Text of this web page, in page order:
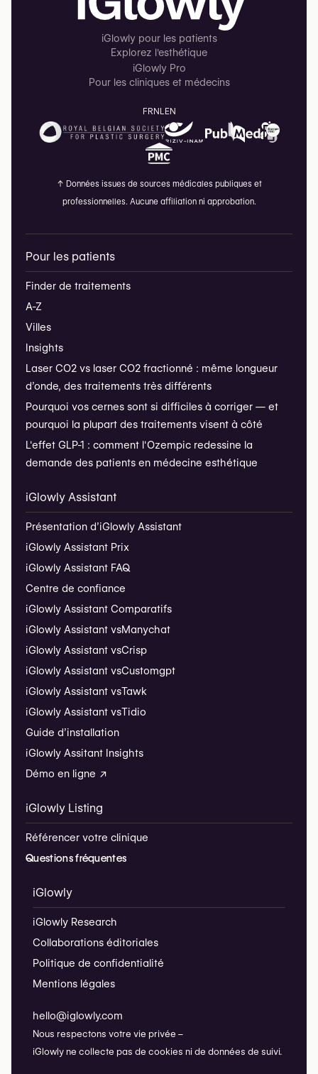
iGlowly pour les patients
Explorez l'esthétique
iGlowly Pro
Pour les cliniques et médecins
FRNLEN
↑ Données issues de sources médicales publiques et
professionnelles. Aucune affiliation ni approbation.
Pour les patients
Finder de traitements
A-Z
Villes
Insights
Laser CO2 vs laser CO2 fractionné : même longueur
d’onde, des traitements très différents
Pourquoi vos cernes sont si difficiles à corriger — et
pourquoi la plupart des traitements visent à côté
L'effet GLP-1 : comment l'Ozempic redessine la
demande des patients en médecine esthétique
iGlowly Assistant
Présentation d’iGlowly Assistant
iGlowly Assistant Prix
iGlowly Assistant FAQ
Centre de confiance
iGlowly Assistant Comparatifs
iGlowly Assistant vsManychat
iGlowly Assistant vsCrisp
iGlowly Assistant vsCustomgpt
iGlowly Assistant vsTawk
iGlowly Assistant vsTidio
Guide d’installation
iGlowly Assitant Insights
Démo en ligne ↗
iGlowly Listing
Référencer votre clinique
Questions fréquentes
iGlowly
iGlowly Research
Collaborations éditoriales
Politique de confidentialité
Mentions légales
hello@iglowly.com
Nous respectons votre vie privée –
iGlowly ne collecte pas de cookies ni de données de suivi.